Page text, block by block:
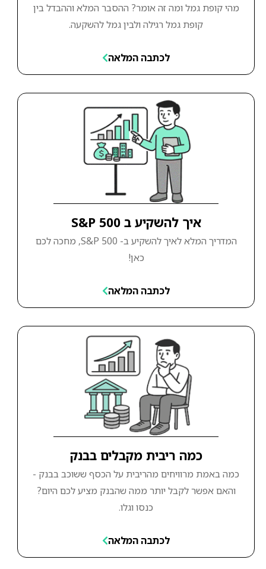
מהי קופת גמל ומה זה אומר? ההסבר המלא וההבדל בין
קופת גמל רגילה ולבין גמל להשקעה.
לכתבה המלאה
איך להשקיע ב S&P 500
המדריך המלא לאיך להשקיע ב- S&P 500, מחכה לכם
כאן!
לכתבה המלאה
כמה ריבית מקבלים בבנק
כמה באמת מרוויחים מהריבית על הכסף ששוכב בבנק -
והאם אפשר לקבל יותר ממה שהבנק מציע לכם היום?
כנסו וגלו.
לכתבה המלאה